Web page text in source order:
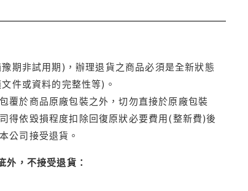
期非試用期)，辦理退貨之商品必須是全新狀態
件或資料的完整性等)。
覆於商品原廠包裝之外，切勿直接於原廠包裝
得依毀損程度扣除回復原狀必要費用(整新費)後
公司接受退貨。
，不接受退貨：